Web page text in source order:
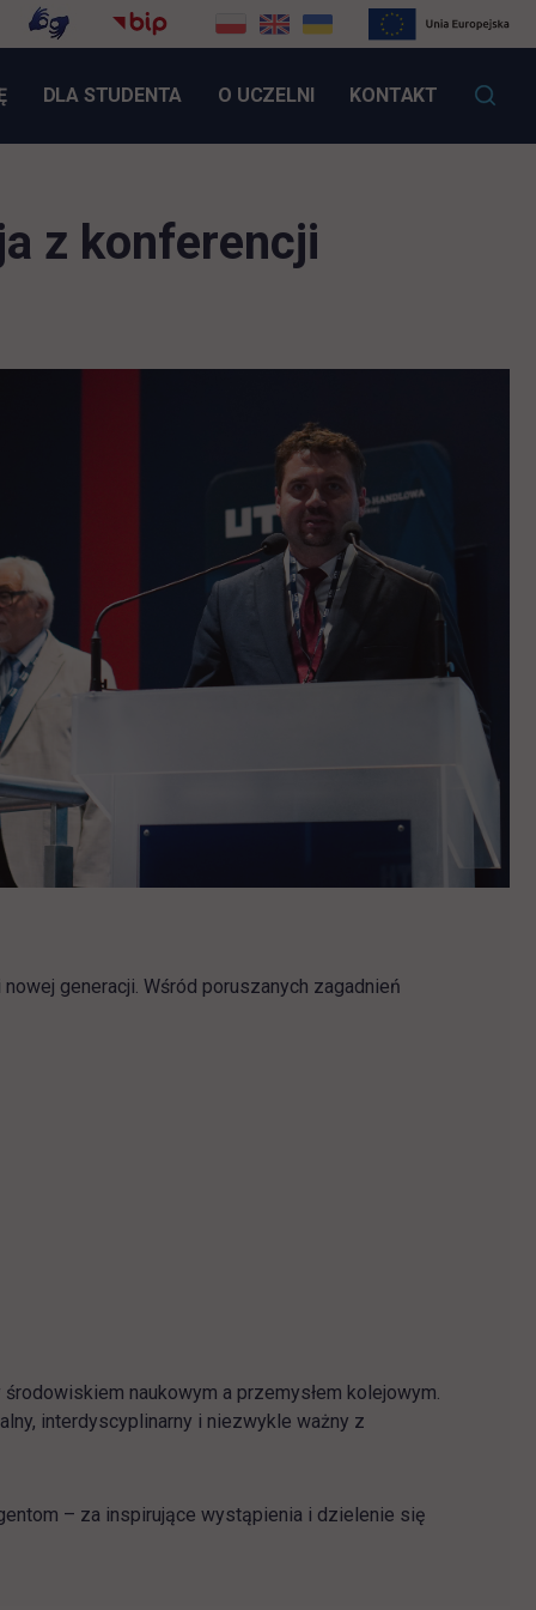
LINK OTWIERA SIĘ W NOWEJ KARCIE
DLA STUDENTA O UCZELNI KONTAKT
z konferencji
generacji. Wśród poruszanych zagadnień
naukowym a przemysłem kolejowym.
interdyscyplinarny i niezwykle ważny z
– za inspirujące wystąpienia i dzielenie się